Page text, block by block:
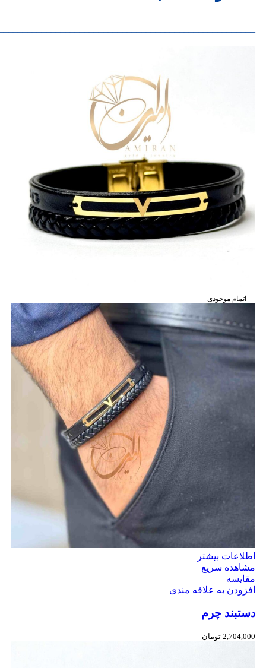
اتمام موجودی
اطلاعات بیشتر
مشاهده سریع
مقایسه
افزودن به علاقه مندی
دستبند چرم
2,704,000 تومان